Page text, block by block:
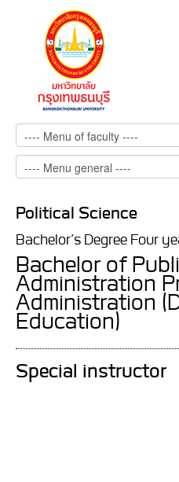
Political Science
Bachelor’s Degree Four
Bachelor of
Administration
Administration
Education)
Special instructor